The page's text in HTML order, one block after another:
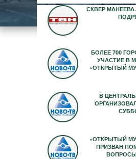
СКВЕР
БОЛЕЕ 700
УЧАСТИЕ В
«ОТКРЫТЫЙ
В
«ОТКРЫТЫЙ
ПРИЗВАН